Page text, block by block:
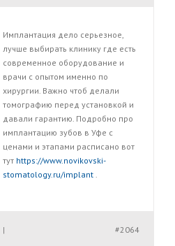
Имплантация дело серьезное,
лучше выбирать клинику где есть
современное оборудование и
врачи с опытом именно по
хирургии. Важно чтоб делали
томографию перед установкой и
давали гарантию. Подробно про
имплантацию зубов в Уфе с
ценами и этапами расписано вот
тут https://www.novikovski-
stomatology.ru/implant .
#2064
|